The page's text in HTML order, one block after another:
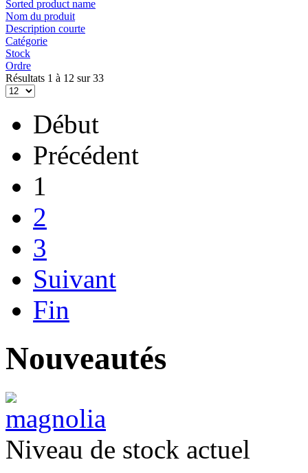
Sorted product name
Nom du produit
Description courte
Catégorie
Stock
Ordre
Résultats 1 à 12 sur 33
Début
Précédent
1
2
3
Suivant
Fin
Nouveautés
Niveau de stock actuel